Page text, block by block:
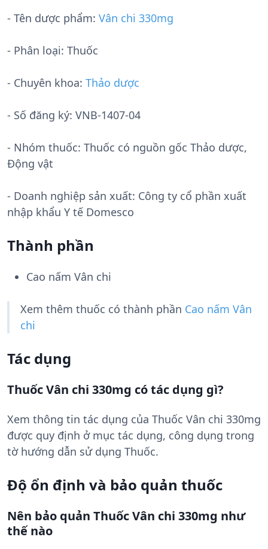
- Tên dược phẩm: Vân chi 330mg
- Phân loại: Thuốc
- Chuyên khoa: Thảo dược
- Số đăng ký: VNB-1407-04
- Nhóm thuốc: Thuốc có nguồn gốc Thảo dược,
Động vật
- Doanh nghiệp sản xuất: Công ty cổ phần xuất
nhập khẩu Y tế Domesco
Thành phần
Cao nấm Vân chi
Xem thêm thuốc có thành phần Cao nấm Vân
chi
Tác dụng
Thuốc Vân chi 330mg có tác dụng gì?
Xem thông tin tác dụng của Thuốc Vân chi 330mg
được quy định ở mục tác dụng, công dụng trong
tờ hướng dẫn sử dụng Thuốc.
Độ ổn định và bảo quản thuốc
Nên bảo quản Thuốc Vân chi 330mg như
thế nào